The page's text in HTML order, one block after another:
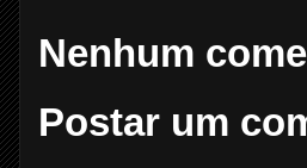
Nenhum
Postar um